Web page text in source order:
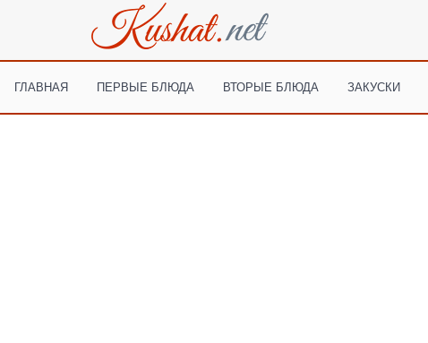
ГЛАВНАЯ ПЕРВЫЕ БЛЮДА ВТОРЫЕ БЛЮДА ЗАКУСКИ